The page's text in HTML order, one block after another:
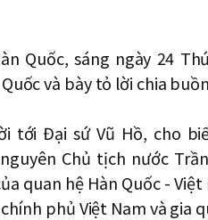
Quốc, sáng ngày 24
và bày tỏ lời chia
tới Đại sứ Vũ Hồ, cho
Chủ tịch nước
quan hệ Hàn Quốc -
phủ Việt Nam và gia